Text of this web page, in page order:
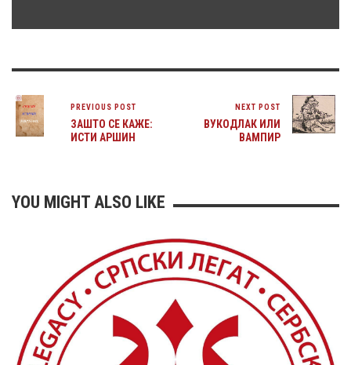
PREVIOUS POST
ЗАШТО СЕ КАЖЕ:
ИСТИ АРШИН
NEXT POST
ВУКОДЛАК ИЛИ
ВАМПИР
YOU MIGHT ALSO LIKE